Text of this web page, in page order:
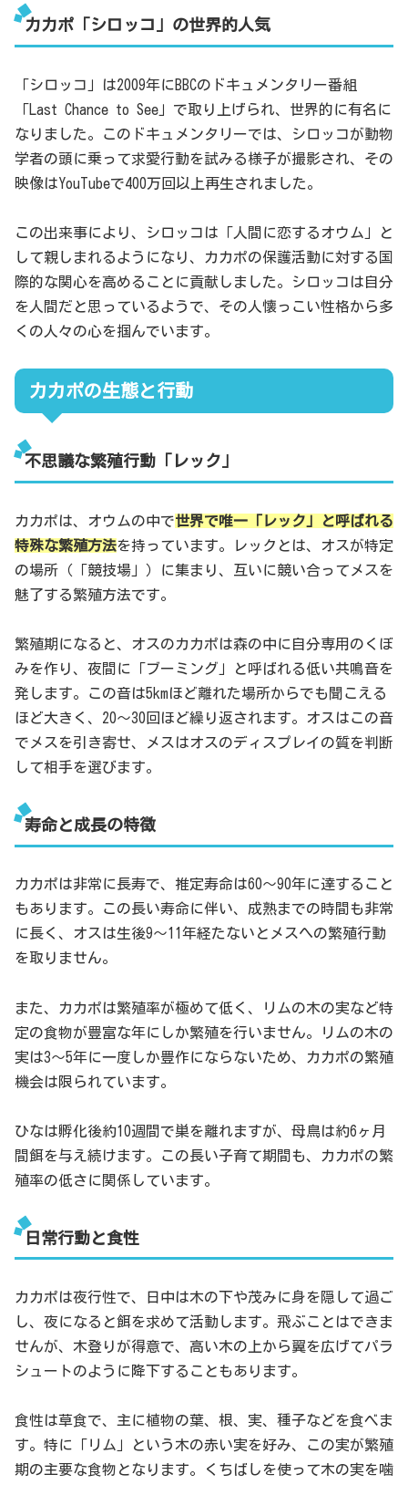
カカポ「シロッコ」の世界的人気
「シロッコ」は2009年にBBCのドキュメンタリー番組
「Last Chance to See」で取り上げられ、世界的に有名に
なりました。このドキュメンタリーでは、シロッコが動物
学者の頭に乗って求愛行動を試みる様子が撮影され、その
映像はYouTubeで400万回以上再生されました。
この出来事により、シロッコは「人間に恋するオウム」と
して親しまれるようになり、カカポの保護活動に対する国
際的な関心を高めることに貢献しました。シロッコは自分
を人間だと思っているようで、その人懐っこい性格から多
くの人々の心を掴んでいます。
カカポの生態と行動
不思議な繁殖行動「レック」
カカポは、オウムの中で世界で唯一「レック」と呼ばれる
特殊な繁殖方法を持っています。レックとは、オスが特定
の場所（「競技場」）に集まり、互いに競い合ってメスを
魅了する繁殖方法です。
繁殖期になると、オスのカカポは森の中に自分専用のくぼ
みを作り、夜間に「ブーミング」と呼ばれる低い共鳴音を
発します。この音は5kmほど離れた場所からでも聞こえる
ほど大きく、20〜30回ほど繰り返されます。オスはこの音
でメスを引き寄せ、メスはオスのディスプレイの質を判断
して相手を選びます。
寿命と成長の特徴
カカポは非常に長寿で、推定寿命は60〜90年に達すること
もあります。この長い寿命に伴い、成熟までの時間も非常
に長く、オスは生後9〜11年経たないとメスへの繁殖行動
を取りません。
また、カカポは繁殖率が極めて低く、リムの木の実など特
定の食物が豊富な年にしか繁殖を行いません。リムの木の
実は3〜5年に一度しか豊作にならないため、カカポの繁殖
機会は限られています。
ひなは孵化後約10週間で巣を離れますが、母鳥は約6ヶ月
間餌を与え続けます。この長い子育て期間も、カカポの繁
殖率の低さに関係しています。
日常行動と食性
カカポは夜行性で、日中は木の下や茂みに身を隠して過ご
し、夜になると餌を求めて活動します。飛ぶことはできま
せんが、木登りが得意で、高い木の上から翼を広げてパラ
シュートのように降下することもあります。
食性は草食で、主に植物の葉、根、実、種子などを食べま
す。特に「リム」という木の赤い実を好み、この実が繁殖
期の主要な食物となります。くちばしを使って木の実を噛